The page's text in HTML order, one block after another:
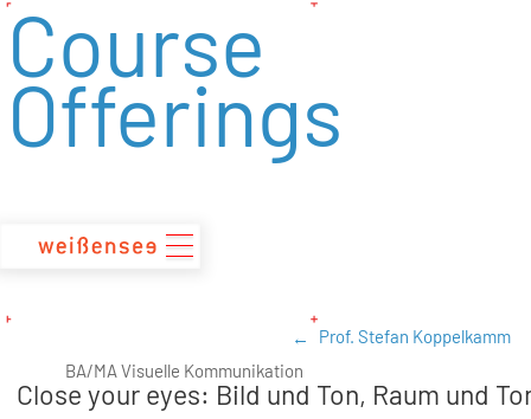
zum
Inhalt
Course
Offerings
Prof. Stefan Koppelkamm
BA/MA Visuelle Kommunikation
Close your eyes: Bild und Ton, Raum und